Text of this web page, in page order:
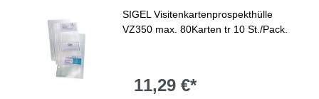
SIGEL Visitenkartenprospekthülle
VZ350 max. 80Karten tr 10 St./Pack.
11,29 €*